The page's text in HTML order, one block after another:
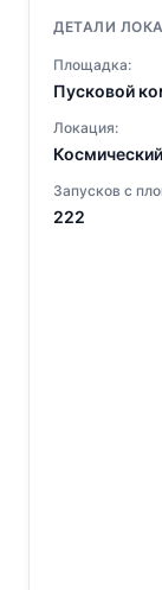
ДЕТАЛИ
Площадка:
Пусковой
Локация:
Запусков с
222